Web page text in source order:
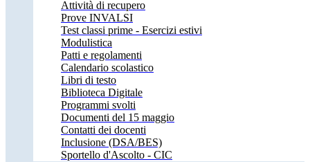
Attività di recupero
Prove INVALSI
Test classi prime - Esercizi estivi
Modulistica
Patti e regolamenti
Calendario scolastico
Libri di testo
Biblioteca Digitale
Programmi svolti
Documenti del 15 maggio
Contatti dei docenti
Inclusione (DSA/BES)
Sportello d'Ascolto - CIC